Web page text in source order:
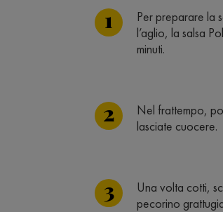
Per preparare la
l’aglio, la salsa
minuti.
Nel frattempo,
lasciate cuocere.
Una volta cotti,
pecorino